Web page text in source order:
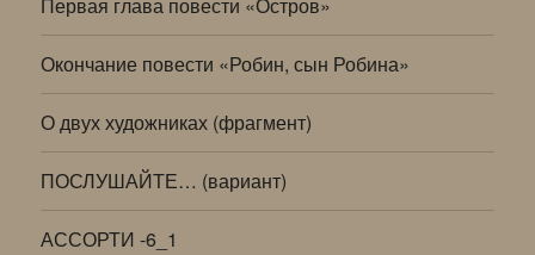
Первая глава повести «Остров»
Окончание повести «Робин, сын Робина»
О двух художниках (фрагмент)
ПОСЛУШАЙТЕ… (вариант)
АССОРТИ -6_1